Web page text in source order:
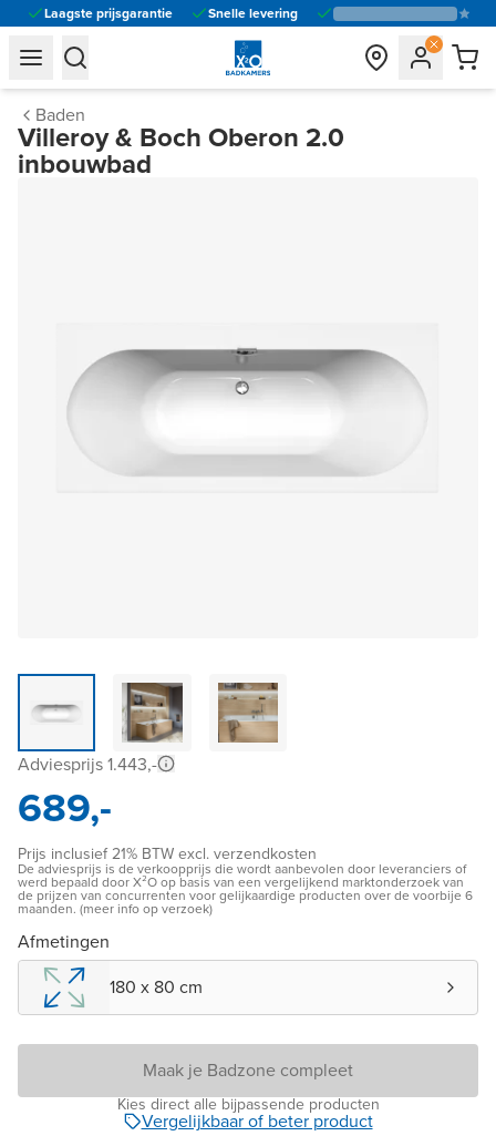
Laagste prijsgarantie Snelle levering
general.navigation.toggle_menu.label
general.navigation.toggle_menu.label
Baden
Villeroy & Boch Oberon 2.0
inbouwbad
Adviesprijs 1.443,-
689,-
Prijs inclusief 21% BTW excl. verzendkosten
De adviesprijs is de verkoopprijs die wordt aanbevolen door leveranciers of
werd bepaald door X²O op basis van een vergelijkend marktonderzoek van
de prijzen van concurrenten voor gelijkaardige producten over de voorbije 6
maanden. (meer info op verzoek)
Afmetingen
180 x 80 cm
Maak je Badzone compleet
Kies direct alle bijpassende producten
Vergelijkbaar of beter product